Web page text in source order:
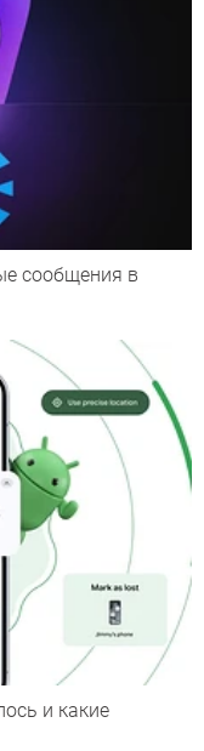
сообщения в
и какие